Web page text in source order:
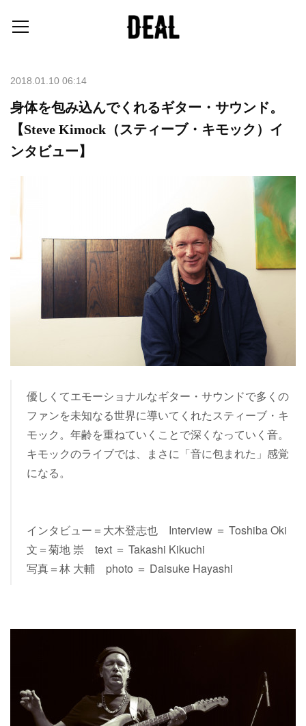
2018.01.10 06:14
身体を包み込んでくれるギター・サウンド。
【Steve Kimock（スティーブ・キモック）イ
ンタビュー】
優しくてエモーショナルなギター・サウンドで多くの
ファンを未知なる世界に導いてくれたスティーブ・キ
モック。年齢を重ねていくことで深くなっていく音。
キモックのライブでは、まさに「音に包まれた」感覚
になる。
インタビュー＝大木登志也 Interview ＝ Toshiba Oki
文＝菊地 崇 text ＝ Takashi Kikuchi
写真＝林 大輔 photo ＝ Daisuke Hayashi